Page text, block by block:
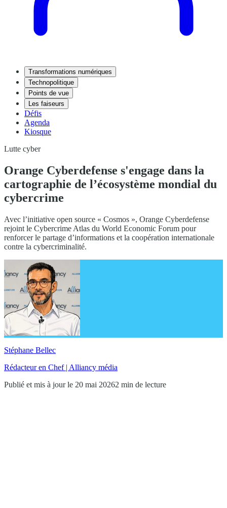
Transformations numériques
Technopolitique
Points de vue
Les faiseurs
Défis
Agenda
Kiosque
Lutte cyber
Orange Cyberdefense s'engage dans la
cartographie de l’écosystème mondial du
cybercrime
Avec l’initiative open source « Cosmos », Orange Cyberdefense
rejoint le Cybercrime Atlas du World Economic Forum pour
renforcer le partage d’informations et la coopération internationale
contre la cybercriminalité.
Stéphane Bellec
Rédacteur en Chef | Alliancy média
Publié et mis à jour le 20 mai 20262 min de lecture